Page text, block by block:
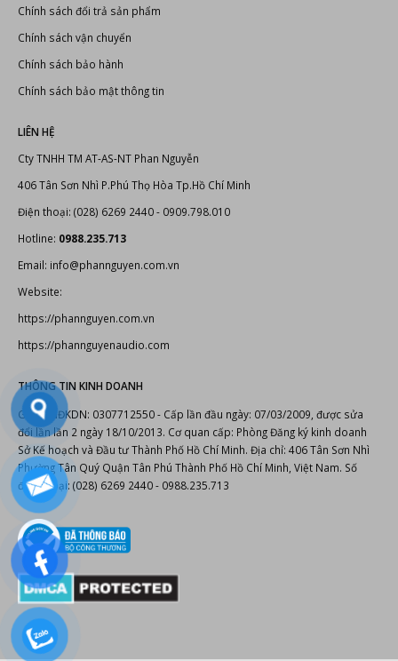
Chính sách đổi trả sản phẩm
Chính sách vận chuyển
Chính sách bảo hành
Chính sách bảo mật thông tin
LIÊN HỆ
Cty TNHH TM AT-AS-NT Phan Nguyễn
406 Tân Sơn Nhì P.Phú Thọ Hòa Tp.Hồ Chí Minh
Điện thoại: (028) 6269 2440 - 0909.798.010
Hotline: 0988.235.713
Email: info@phannguyen.com.vn
Website:
https://phannguyen.com.vn
https://phannguyenaudio.com
THÔNG TIN KINH DOANH
Giấy CNĐKDN: 0307712550 - Cấp lần đầu ngày: 07/03/2009, được sửa
đổi lần lần 2 ngày 18/10/2013. Cơ quan cấp: Phòng Đăng ký kinh doanh
Sở Kế hoạch và Đầu tư Thành Phố Hồ Chí Minh. Địa chỉ: 406 Tân Sơn Nhì
Phường Tân Quý Quận Tân Phú Thành Phố Hồ Chí Minh, Việt Nam. Số
điện thoại: (028) 6269 2440 - 0988.235.713